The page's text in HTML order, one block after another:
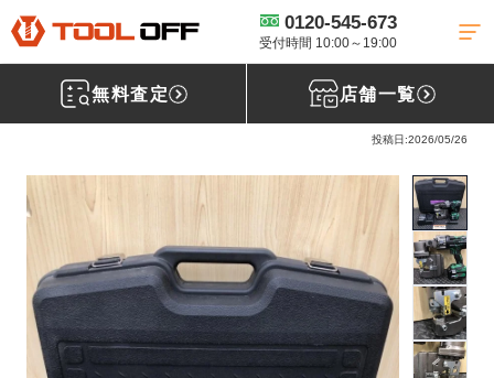
0120-545-673
受付時間 10:00～19:00
無料査定 店舗一覧
工具買取TOP 油圧工具買取 パンチャー買取
【買取実績】育良精機
コードレスバリアフリーパンチャー ISK-BP20LF［千葉県茂原市］千葉市原店
育良精機 コードレスバリアフリーパンチャー ISK-BP20LF
投稿日:2026/05/26